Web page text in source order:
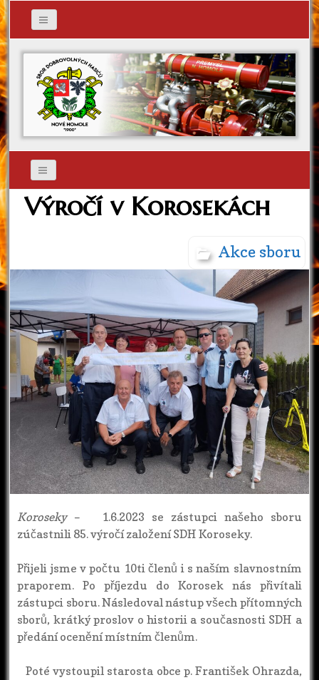
Výročí v Korosekách
Akce sboru
Koroseky– 1.6.2023 se zástupci našeho sboru
zúčastnili 85. výročí založení SDH Koroseky.
Přijeli jsme v počtu 10ti členů i s naším slavnostním
praporem. Po příjezdu do Korosek nás přivítali
zástupci sboru. Následoval nástup všech přítomných
sborů, krátký proslov o historii a současnosti SDH a
předání ocenění místním členům.
Poté vystoupil starosta obce p. František Ohrazda,